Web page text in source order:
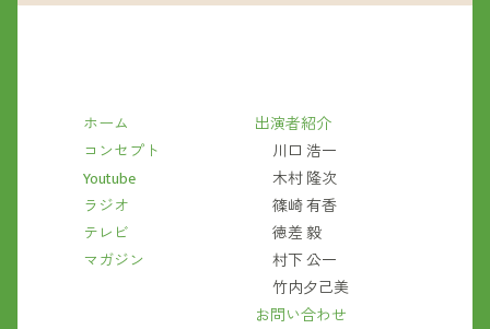
ホーム
コンセプト
Youtube
ラジオ
テレビ
マガジン
出演者紹介
川口 浩一
木村 隆次
篠崎 有香
徳差 毅
村下 公一
竹内夕己美
お問い合わせ